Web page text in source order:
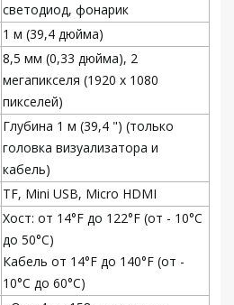
светодиод, фонарик
1 м (39,4 дюйма)
8,5 мм (0,33 дюйма), 2
мегапикселя (1920 x 1080
пикселей)
Глубина 1 м (39,4 ") (только
головка визуализатора и
кабель)
TF, Mini USB, Micro HDMI
Хост: от 14°F до 122°F (от - 10°C
до 50°C)
Кабель от 14°F до 140°F (от -
10°C до 60°C)